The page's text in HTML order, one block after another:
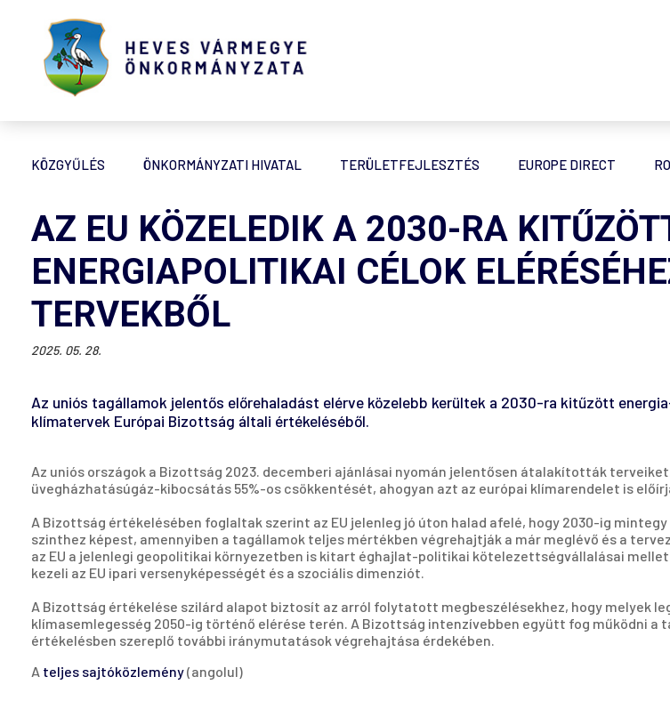
KÖZGYŰLÉS ÖNKORMÁNYZATI HIVATAL TERÜLETFEJLESZTÉS EUROPE DIRECT
AZ EU KÖZELEDIK A 2030-RA
ENERGIAPOLITIKAI CÉLOK
TERVEKBŐL
2025. 05. 28.
Az uniós tagállamok jelentős előrehaladást elérve közelebb kerültek a 2030-ra kitűzött
klímatervek Európai Bizottság általi értékeléséből.
Az uniós országok a Bizottság 2023. decemberi ajánlásai nyomán jelentősen átalakították
üvegházhatásúgáz-kibocsátás 55%-os csökkentését, ahogyan azt az európai klímarendelet is
A Bizottság értékelésében foglaltak szerint az EU jelenleg jó úton halad afelé, hogy 2030-ig
szinthez képest, amennyiben a tagállamok teljes mértékben végrehajtják a már meglévő és a
az EU a jelenlegi geopolitikai környezetben is kitart éghajlat-politikai kötelezettségvállalásai
kezeli az EU ipari versenyképességét és a szociális dimenziót.
A Bizottság értékelése szilárd alapot biztosít az arról folytatott megbeszélésekhez, hogy melyek
klímasemlegesség 2050-ig történő elérése terén. A Bizottság intenzívebben együtt fog működni
értékelésben szereplő további iránymutatások végrehajtása érdekében.
A teljes sajtóközlemény(angolul)